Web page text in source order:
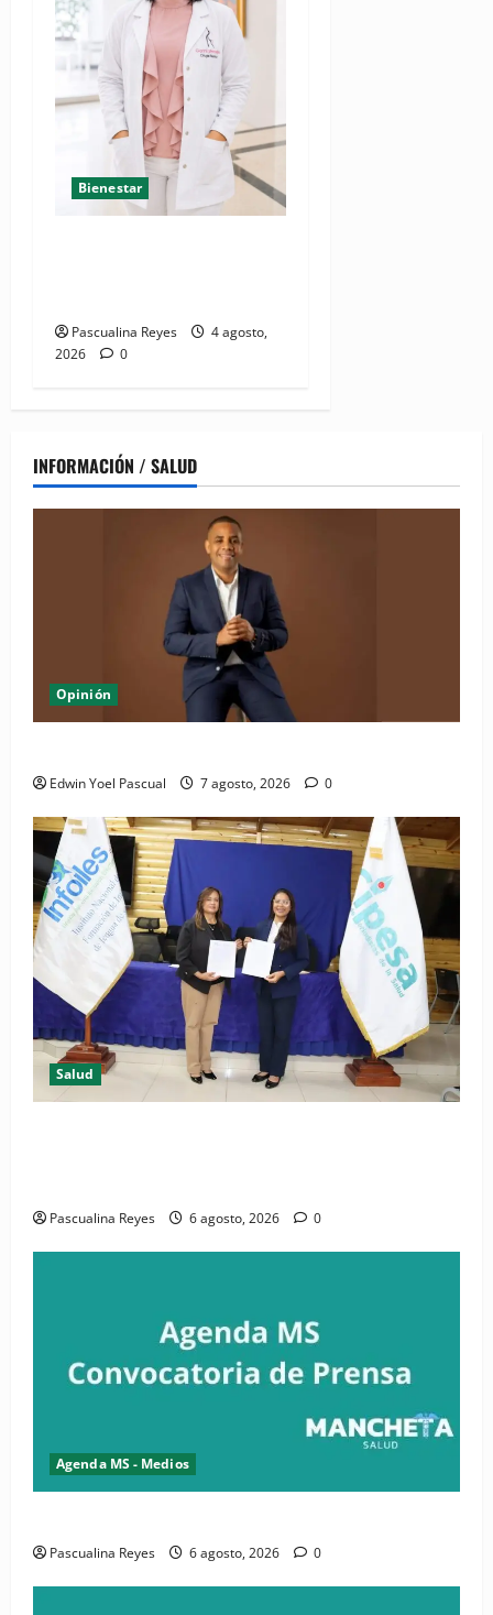
Bienestar
Pascualina Reyes
4 agosto,
2026
0
INFORMACIÓN / SALUD
Opinión
Edwin Yoel Pascual 7 agosto, 2026 0
Salud
Pascualina Reyes 6 agosto, 2026 0
Agenda MS - Medios
Pascualina Reyes 6 agosto, 2026 0